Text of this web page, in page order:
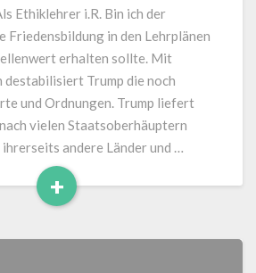
Ethiklehrer i.R. Bin ich der
Friedensbildung in den Lehrplänen
erhalten sollte. Mit
destabilisiert Trump die noch
und Ordnungen. Trump liefert
vielen Staatsoberhäuptern
andere Länder und …
+
Read